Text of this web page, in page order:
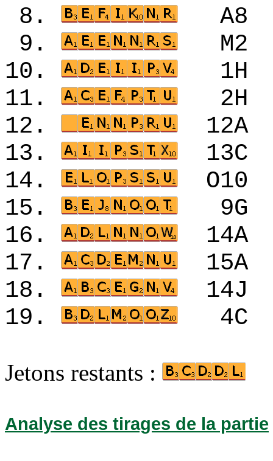
8.
9.
10.
11.
12.
13.
14.
15.
16.
17.
18.
19.
Jetons restants :
Analyse des tirages de la partie